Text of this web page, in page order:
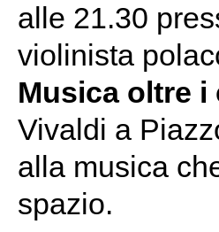
alle 21.30
violinista
Musica oltre i
Vivaldi a
alla musica
spazio.